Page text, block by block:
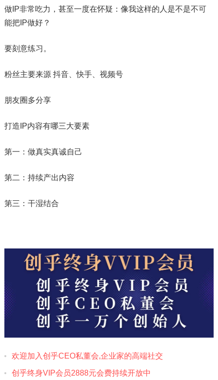
做IP非常吃力，甚至一度在怀疑：像我这样的人是不是不可
能把IP做好？
要刻意练习。
粉丝主要来源 抖音、快手、视频号
朋友圈多分享
打造IP内容有哪三大要素
第一：做真实真诚自己
第二：持续产出内容
第三：干湿结合
欢迎加入创乎CEO私董会,企业家的高端社交
创乎终身VIP会员2888元会费‎持续开放中